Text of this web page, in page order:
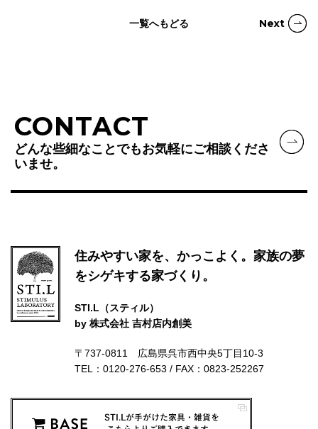
一覧へもどる Next
CONTACT
どんな些細なことでもお気軽にご相談くださ
いませ。
住みやすい家を、かっこよく。家族の夢
をシゲキする家づくり。
STI.L（スティル）
by 株式会社 吉村店内創美
〒737-0811 広島県呉市西中央5丁目10-3
TEL：0120-276-653 / FAX：0823-252267